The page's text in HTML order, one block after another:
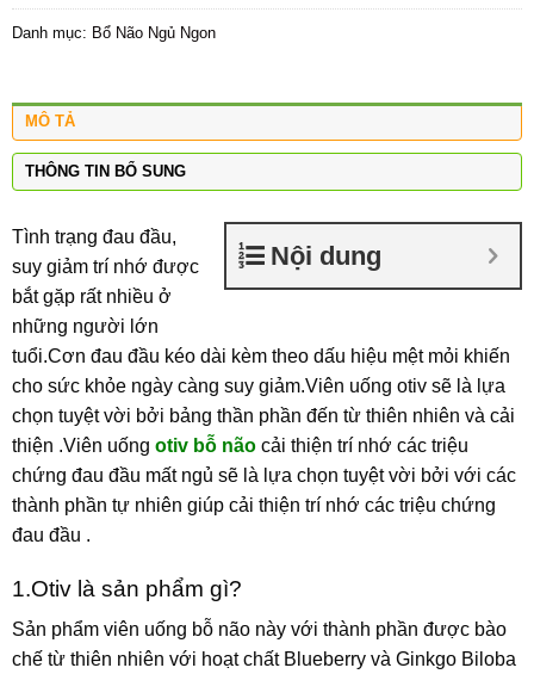
Danh mục: Bổ Não Ngủ Ngon
MÔ TẢ
THÔNG TIN BỔ SUNG
Nội dung
Tình trạng đau đầu,
suy giảm trí nhớ được
bắt gặp rất nhiều ở
những người lớn
tuổi.Cơn đau đầu kéo dài kèm theo dấu hiệu mệt mỏi khiến
cho sức khỏe ngày càng suy giảm.Viên uống otiv sẽ là lựa
chọn tuyệt vời bởi bảng thần phần đến từ thiên nhiên và cải
thiện .Viên uống otiv bỗ não cải thiện trí nhớ các triệu
chứng đau đầu mất ngủ sẽ là lựa chọn tuyệt vời bởi với các
thành phần tự nhiên giúp cải thiện trí nhớ các triệu chứng
đau đầu .
1.Otiv là sản phẩm gì?
Sản phẩm viên uống bỗ não này với thành phần được bào
chế từ thiên nhiên với hoạt chất Blueberry và Ginkgo Biloba